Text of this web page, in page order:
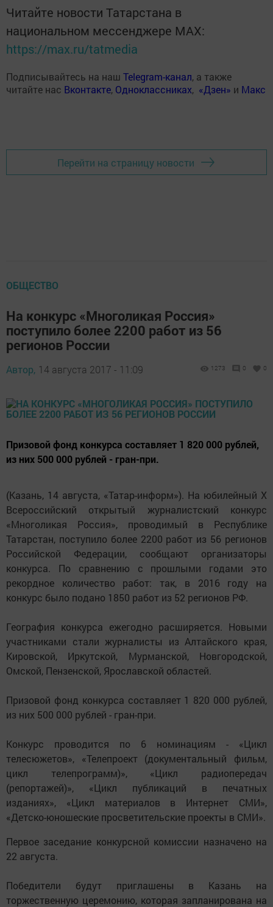
Читайте новости Татарстана в
национальном мессенджере MАХ:
https://max.ru/tatmedia
Подписывайтесь на наш Telegram-канал, а также
читайте нас Вконтакте, Одноклассниках, «Дзен» и Макс
Перейти на страницу новости
ОБЩЕСТВО
На конкурс «Многоликая Россия»
поступило более 2200 работ из 56
регионов России
Автор, 14 августа 2017 - 11:09 1273 0 0
Призовой фонд конкурса составляет 1 820 000 рублей,
из них 500 000 рублей - гран-при.
(Казань, 14 августа, «Татар-информ»). На юбилейный Х
Всероссийский открытый журналистский конкурс
«Многоликая Россия», проводимый в Республике
Татарстан, поступило более 2200 работ из 56 регионов
Российской Федерации, сообщают организаторы
конкурса. По сравнению с прошлыми годами это
рекордное количество работ: так, в 2016 году на
конкурс было подано 1850 работ из 52 регионов РФ.
География конкурса ежегодно расширяется. Новыми
участниками стали журналисты из Алтайского края,
Кировской, Иркутской, Мурманской, Новгородской,
Омской, Пензенской, Ярославской областей.
Призовой фонд конкурса составляет 1 820 000 рублей,
из них 500 000 рублей - гран-при.
Конкурс проводится по 6 номинациям - «Цикл
телесюжетов», «Телепроект (документальный фильм,
цикл телепрограмм)», «Цикл радиопередач
(репортажей)», «Цикл публикаций в печатных
изданиях», «Цикл материалов в Интернет СМИ»,
«Детско-юношеские просветительские проекты в СМИ».
Первое заседание конкурсной комиссии назначено на
22 августа.
Победители будут приглашены в Казань на
торжественную церемонию, которая запланирована на